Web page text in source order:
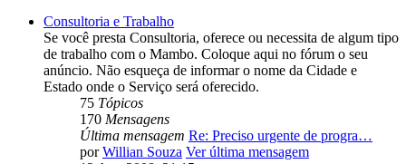
Consultoria e Trabalho
Se você presta Consultoria, oferece ou necessita de algum tipo
de trabalho com o Mambo. Coloque aqui no fórum o seu
anúncio. Não esqueça de informar o nome da Cidade e
Estado onde o Serviço será oferecido.
75 Tópicos
170 Mensagens
Última mensagem Re: Preciso urgente de progra…
porWillian Souza Ver última mensagem